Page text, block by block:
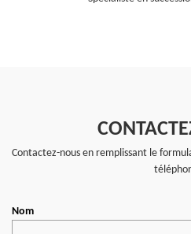
Contactez-nous en remplissant le
Nom